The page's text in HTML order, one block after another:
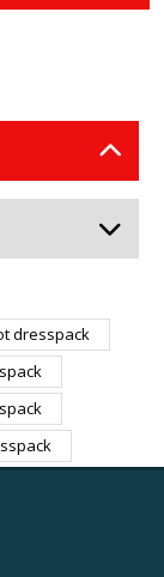
dresspack